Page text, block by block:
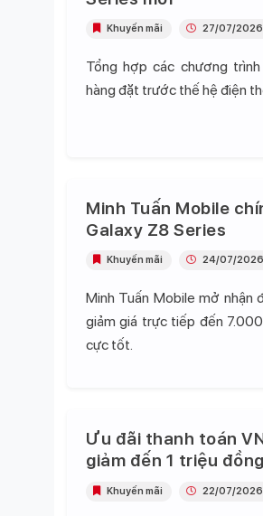
Tổng hợp các chương
hàng đặt trước thế hệ điện
Khuyến mãi 27/07/2026
Minh Tuấn Mobile
Galaxy Z8 Series
Minh Tuấn Mobile mở
giảm giá trực tiếp đến
cực tốt.
Khuyến mãi 24/07/
Ưu đãi thanh toán
giảm đến 1 triệu đồng
Khuyến mãi 22/07/2026